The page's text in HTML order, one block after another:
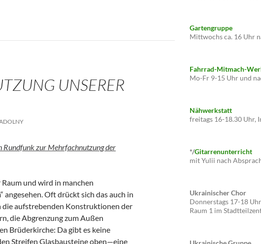
UNSERER
Rundfunk zur Mehrfachnutzung der
und wird in manchen
angesehen. Oft drückt sich das auch in
die aufstrebenden Konstruktionen der
die Abgrenzung zum Außen
Brüderkirche: Da gibt es keine
Streifen Glasbausteine oben—eine
Gartengruppe
Mittwochs ca. 16 Uhr
Fahrrad-Mitmach-
Mo-Fr 9-15 Uhr und
Nähwerkstatt
freitags 16-18.30 Uhr,
*/Gitarrenunterricht
mit Yulii nach
Ukrainischer Chor
Donnerstags 17-18
Raum 1 im